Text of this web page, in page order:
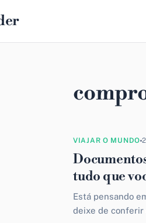
VIAJAR O MUNDO
tudo que
Está pensando
deixe de conferir